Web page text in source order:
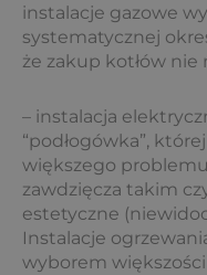
instalacje gazowe
systematycznej
że zakup kotłów nie
– instalacja
“podłogówka”,
większego
zawdzięcza takim
estetyczne
Instalacje
wyborem